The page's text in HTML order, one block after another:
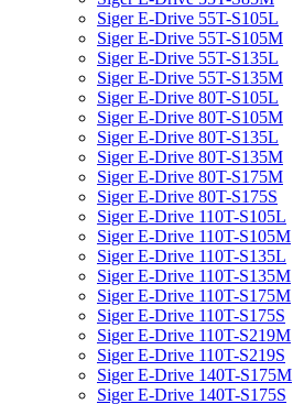
Siger E-Drive 55T-S105L
Siger E-Drive 55T-S105M
Siger E-Drive 55T-S135L
Siger E-Drive 55T-S135M
Siger E-Drive 80T-S105L
Siger E-Drive 80T-S105M
Siger E-Drive 80T-S135L
Siger E-Drive 80T-S135M
Siger E-Drive 80T-S175M
Siger E-Drive 80T-S175S
Siger E-Drive 110T-S105L
Siger E-Drive 110T-S105M
Siger E-Drive 110T-S135L
Siger E-Drive 110T-S135M
Siger E-Drive 110T-S175M
Siger E-Drive 110T-S175S
Siger E-Drive 110T-S219M
Siger E-Drive 110T-S219S
Siger E-Drive 140T-S175M
Siger E-Drive 140T-S175S